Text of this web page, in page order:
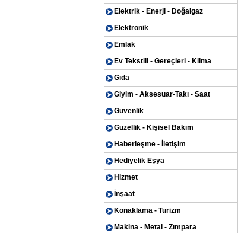
Elektrik - Enerji - Doğalgaz
Elektronik
Emlak
Ev Tekstili - Gereçleri - Klima
Gıda
Giyim - Aksesuar-Takı - Saat
Güvenlik
Güzellik - Kişisel Bakım
Haberleşme - İletişim
Hediyelik Eşya
Hizmet
İnşaat
Konaklama - Turizm
Makina - Metal - Zımpara